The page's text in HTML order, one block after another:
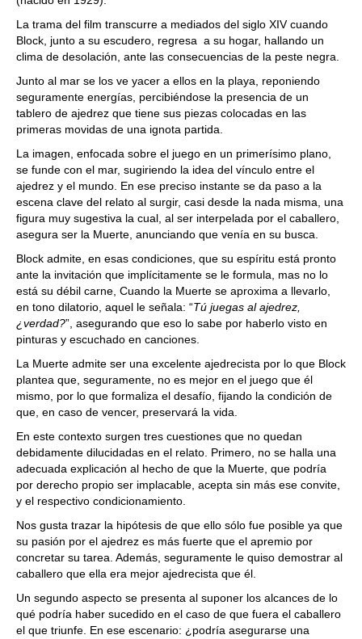
La trama del film transcurre a mediados del siglo XIV cuando
Block, junto a su escudero, regresa a su hogar, hallando un
clima de desolación, ante las consecuencias de la peste negra.
Junto al mar se los ve yacer a ellos en la playa, reponiendo
seguramente energías, percibiéndose la presencia de un
tablero de ajedrez que tiene sus piezas colocadas en las
primeras movidas de una ignota partida.
La imagen, enfocada sobre el juego en un primerísimo plano,
se funde con el mar, sugiriendo la idea del vínculo entre el
ajedrez y el mundo. En ese preciso instante se da paso a la
escena clave del relato al surgir, casi desde la nada misma, una
figura muy sugestiva la cual, al ser interpelada por el caballero,
asegura ser la Muerte, anunciando que venía en su busca.
Block admite, en esas condiciones, que su espíritu está pronto
ante la invitación que implícitamente se le formula, mas no lo
está su débil carne, Cuando la Muerte se aproxima a llevarlo,
en tono dilatorio, aquel le señala: “Tú juegas al ajedrez,
¿verdad?”, asegurando que eso lo sabe por haberlo visto en
pinturas y escuchado en canciones.
La Muerte admite ser una excelente ajedrecista por lo que Block
plantea que, seguramente, no es mejor en el juego que él
mismo, por lo que formaliza el desafío, fijando la condición de
que, en caso de vencer, preservará la vida.
En este contexto surgen tres cuestiones que no quedan
debidamente dilucidadas en el relato. Primero, no se halla una
adecuada explicación al hecho de que la Muerte, que podría
por derecho propio ser implacable, acepta sin más ese convite,
y el respectivo condicionamiento.
Nos gusta trazar la hipótesis de que ello sólo fue posible ya que
su pasión por el ajedrez es más fuerte que el apremio por
concretar su tarea. Además, seguramente le quiso demostrar al
caballero que ella era mejor ajedrecista que él.
Un segundo aspecto se presenta al suponer los alcances de lo
qué podría haber sucedido en el caso de que fuera el caballero
el que triunfe. En ese escenario: ¿podría asegurarse una